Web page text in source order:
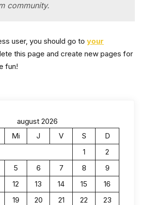
community.
user, you should go to your
this page and create new pages for
fun!
august 2026
Mi J V S
D
1
2
5 6 7 8
9
12 13 14 15
16
19 20 21 22
23